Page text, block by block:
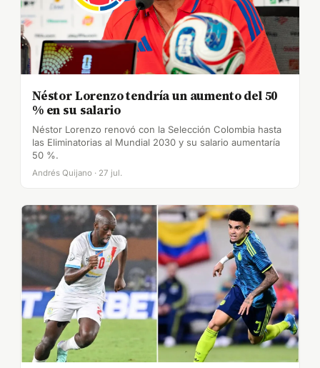
Néstor Lorenzo tendría un aumento del 50
% en su salario
Néstor Lorenzo renovó con la Selección Colombia hasta
las Eliminatorias al Mundial 2030 y su salario aumentaría
50 %.
Andrés Quijano · 27 jul.